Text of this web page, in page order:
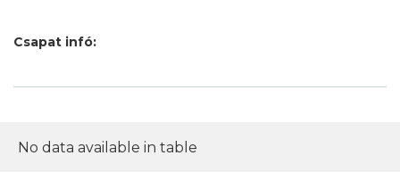
Csapat infó:
No data available in table